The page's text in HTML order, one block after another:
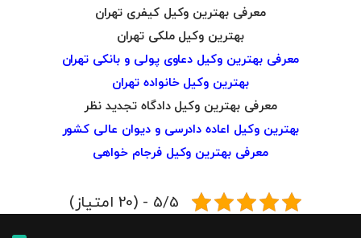
معرفی بهترین وکیل کیفری تهران
بهترین وکیل ملکی تهران
معرفی بهترین وکیل دعاوی پولی و بانکی تهران
بهترین وکیل خانواده تهران
معرفی بهترین وکیل دادگاه تجدید نظر
بهترین وکیل اعاده دادرسی و دیوان عالی کشور
معرفی بهترین وکیل فرجام خواهی
5/5 - (20 امتیاز)